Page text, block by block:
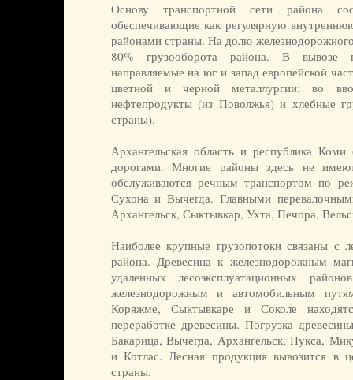
Основу транспортной сети района
обеспечивающие как регулярную
районами страны. На долю
80% грузооборота района. В вывозе
направляемые на юг и запад ев­ропейской
цветной и черной металлургии; во
нефтепродукты (из Поволжья) и хлебные
страны).
Архангельская область и республика
дорогами. Многие районы здесь не
обслуживаются речным транспортом по
Сухона и Вычегда. Главными
Архангельск, Сыктывкар, Ухта, Печора,
Наиболее крупные грузопотоки связаны с
района. Древесина к железнодорожным
удаленных лесоэксплуатационных
железнодорожным и автомобильным
Коряжме, Сыктывкаре и Соколе
переработке древесины. Погрузка
Бакарица, Вычегда, Архангельск, Пукса,
и Котлас. Лесная продукция вывозится в
страны.